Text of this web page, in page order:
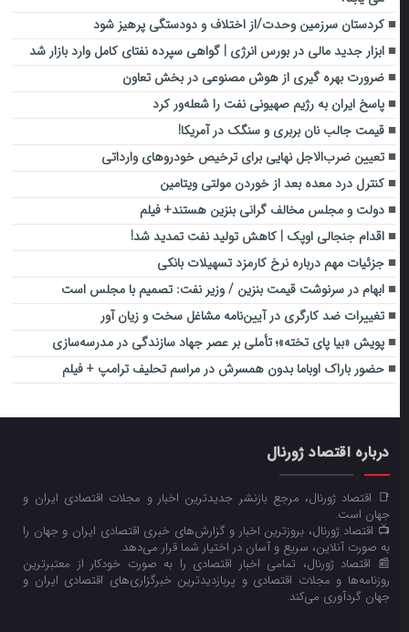
کردستان سرزمین وحدت/از اختلاف و دودستگی پرهیز شود
ابزار جدید مالی در بورس انرژی | گواهی سپرده نفتای کامل وارد بازار شد
ضرورت بهره گیری از هوش مصنوعی در بخش تعاون
پاسخ ایران به رژیم صهیونی نفت را شعله‌ور کرد
قیمت جالب نان بربری و سنگک در آمریکا!
تعیین ضرب‌الاجل نهایی برای ترخیص خودروهای وارداتی
کنترل درد معده بعد از خوردن مولتی ویتامین
دولت و مجلس مخالف گرانی بنزین هستند+ فیلم
اقدام جنجالی اوپک | کاهش تولید نفت تمدید شد!
جزئیات مهم درباره نرخ کارمزد تسهیلات بانکی
ابهام در سرنوشت قیمت بنزین / وزیر نفت: تصمیم با مجلس است
تغییرات ضد کارگری در آیین‌نامه مشاغل سخت و زیان آور
پویش «بیا پای تخته»؛ تأملی بر عصر جهاد سازندگی در مدرسه‌سازی
حضور باراک اوباما بدون همسرش در مراسم تحلیف ترامپ + فیلم
درباره اقتصاد ژورنال
📑 اقتصاد ژورنال، مرجع بازنشر جدیدترین اخبار و مجلات اقتصادی ایران و
جهان است.
📺 اقتصاد ژورنال، بروزترین اخبار و گزارش‌های خبری اقتصادی ایران و جهان را
به صورت آنلاین، سریع و آسان در اختیار شما قرار می‌‌دهد.
📰 اقتصاد ژورنال، تمامی اخبار اقتصادی را به صورت خودکار از معتبرترین
روزنامه‌ها و مجلات اقتصادی و پربازدیدترین خبرگزاری‌های اقتصادی ایران و
جهان گردآوری می‌کند.